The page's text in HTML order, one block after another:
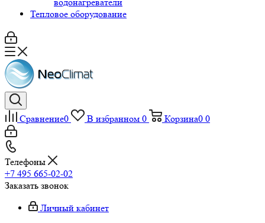
Тепловое оборудование
Сравнение0 В избранном 0 Корзина0 0
Телефоны
+7 495 665-02-02
Заказать звонок
Личный кабинет